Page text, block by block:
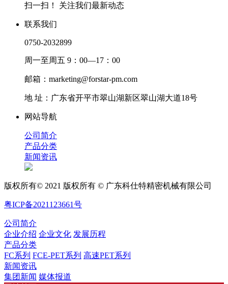
扫一扫！ 关注我们最新动态
联系我们
0750-2032899
周一至周五 9：00—17：00
邮箱：marketing@forstar-pm.com
地 址：广东省开平市翠山湖新区翠山湖大道18号
网站导航
公司简介
产品分类
新闻资讯
版权所有© 2021 版权所有 © 广东科仕特精密机械有限公司
粤ICP备2021123661号
公司简介
企业介绍 企业文化 发展历程
产品分类
FC系列 FCE-PET系列 高速PET系列
新闻资讯
集团新闻 媒体报道